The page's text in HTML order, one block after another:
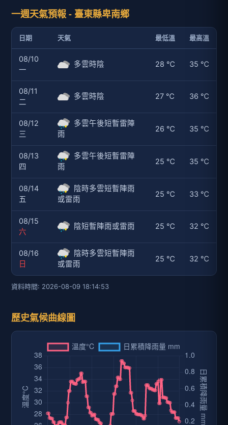
一週天氣預報 - 臺東縣卑南鄉
日期 天氣 最低溫 最高溫
08/10
一
多雲時陰 28 ℃ 35 ℃
08/11
二
多雲時陰 27 ℃ 36 ℃
08/12
三
多雲午後短暫雷陣
雨
26 ℃ 35 ℃
08/13
四
多雲午後短暫雷陣
雨
25 ℃ 35 ℃
08/14
五
陰時多雲短暫陣雨
或雷雨
25 ℃ 33 ℃
08/15
六
陰短暫陣雨或雷雨 25 ℃ 32 ℃
08/16
日
陰時多雲短暫陣雨
或雷雨
25 ℃ 32 ℃
資料時間: 2026-08-09 18:14:53
歷史氣候曲線圖